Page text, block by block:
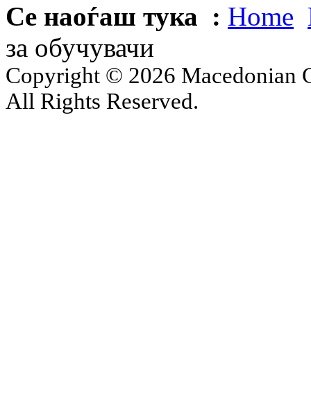
Се наоѓаш тука : Home
за обучувачи
Copyright © 2026 Macedonian
All Rights Reserved.